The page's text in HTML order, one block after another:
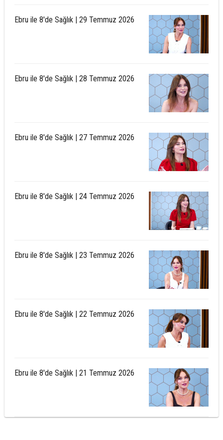
Ebru ile 8'de Sağlık | 29 Temmuz 2026
Ebru ile 8'de Sağlık | 28 Temmuz 2026
Ebru ile 8'de Sağlık | 27 Temmuz 2026
Ebru ile 8'de Sağlık | 24 Temmuz 2026
Ebru ile 8'de Sağlık | 23 Temmuz 2026
Ebru ile 8'de Sağlık | 22 Temmuz 2026
Ebru ile 8'de Sağlık | 21 Temmuz 2026